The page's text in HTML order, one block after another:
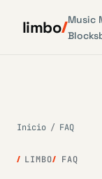
limbo Music
Blocks
Inicio / FAQ
LIMBO FAQ